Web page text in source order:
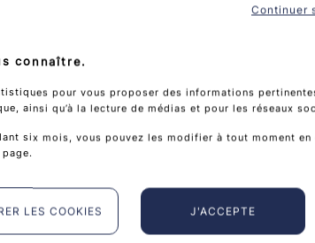
connaître.
pour vous proposer des informations
ainsi qu’à la lecture de médias et pour les réseaux
six mois, vous pouvez les modifier à tout moment en
J'ACCEPTE
LES COOKIES
Continuer